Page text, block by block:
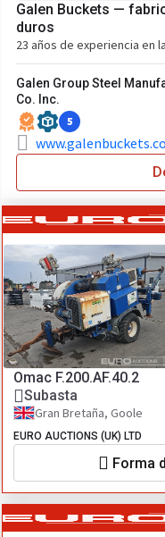
Galen Buckets —
duros
23 años de experiencia en
Galen Group Steel
Co. Inc.
5
Omac F.200.AF.40.2
Subasta
Gran Bretaña, Goole
EURO AUCTIONS (UK) LTD
Forma